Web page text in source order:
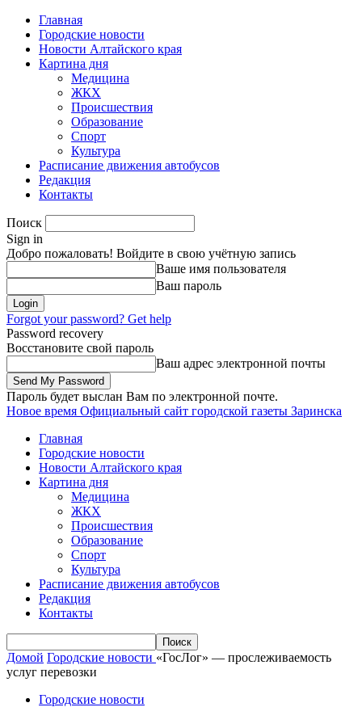
Главная
Городские новости
Новости Алтайского края
Картина дня
Медицина
ЖКХ
Происшествия
Образование
Спорт
Культура
Расписание движения автобусов
Редакция
Контакты
Поиск
Sign in
Добро пожаловать! Войдите в свою учётную запись
Ваше имя пользователя
Ваш пароль
Forgot your password? Get help
Password recovery
Восстановите свой пароль
Ваш адрес электронной почты
Пароль будет выслан Вам по электронной почте.
Новое время Официальный сайт городской газеты Заринска
Главная
Городские новости
Новости Алтайского края
Картина дня
Медицина
ЖКХ
Происшествия
Образование
Спорт
Культура
Расписание движения автобусов
Редакция
Контакты
Домой Городские новости «ГосЛог» — прослеживаемость
услуг перевозки
Городские новости